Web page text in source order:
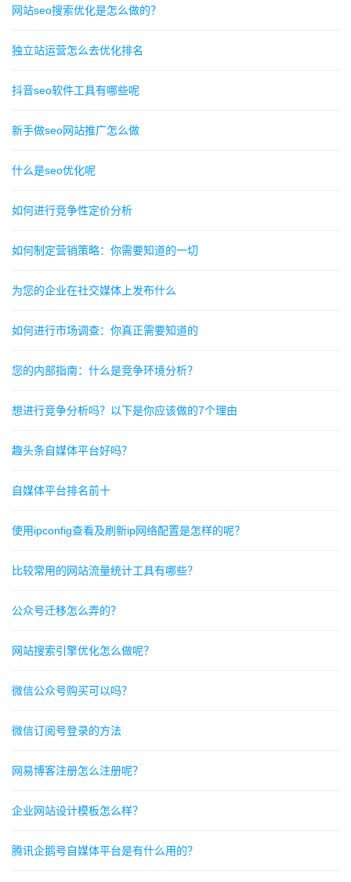
网站seo搜索优化是怎么做的？
独立站运营怎么去优化排名
抖音seo软件工具有哪些呢
新手做seo网站推广怎么做
什么是seo优化呢
如何进行竞争性定价分析
如何制定营销策略：你需要知道的一切
为您的企业在社交媒体上发布什么
如何进行市场调查：你真正需要知道的
您的内部指南：什么是竞争环境分析？
想进行竞争分析吗？以下是你应该做的7个理由
趣头条自媒体平台好吗？
自媒体平台排名前十
使用ipconfig查看及刷新ip网络配置是怎样的呢？
比较常用的网站流量统计工具有哪些？
公众号迁移怎么弄的？
网站搜索引擎优化怎么做呢？
微信公众号购买可以吗？
微信订阅号登录的方法
网易博客注册怎么注册呢？
企业网站设计模板怎么样？
腾讯企鹅号自媒体平台是有什么用的？